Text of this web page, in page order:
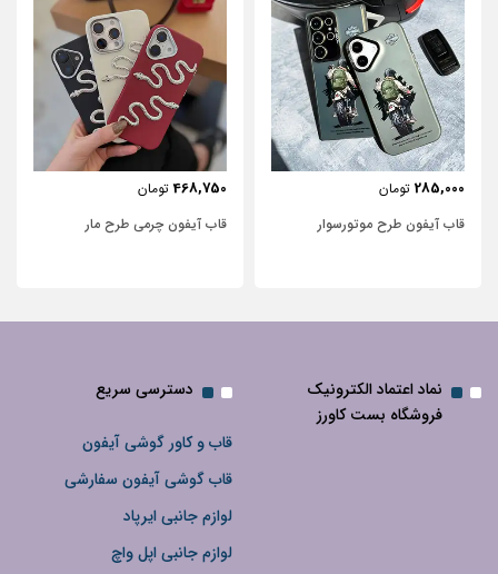
468,750
قاب آیفون چرمی طرح مار
443,750
قاب آیفون شفاف با پاپیون
نماد اعتماد الکترونیک
فروشگاه بست کاورز
دسترسی سریع
قاب و کاور گوشی آیفون
قاب گوشی آیفون سفارشی
لوازم جانبی ایرپاد
لوازم جانبی اپل واچ